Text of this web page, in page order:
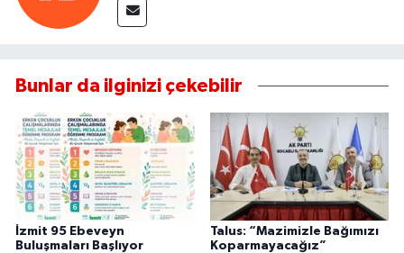
Bunlar da ilginizi çekebilir
İzmit 95 Ebeveyn
Buluşmaları Başlıyor
Talus: “Mazimizle Bağımızı
Koparmayacağız”